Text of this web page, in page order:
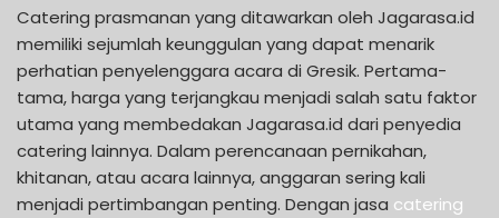
Catering prasmanan yang ditawarkan oleh Jagarasa.id
memiliki sejumlah keunggulan yang dapat menarik
perhatian penyelenggara acara di Gresik. Pertama-
tama, harga yang terjangkau menjadi salah satu faktor
utama yang membedakan Jagarasa.id dari penyedia
catering lainnya. Dalam perencanaan pernikahan,
khitanan, atau acara lainnya, anggaran sering kali
menjadi pertimbangan penting. Dengan jasa catering